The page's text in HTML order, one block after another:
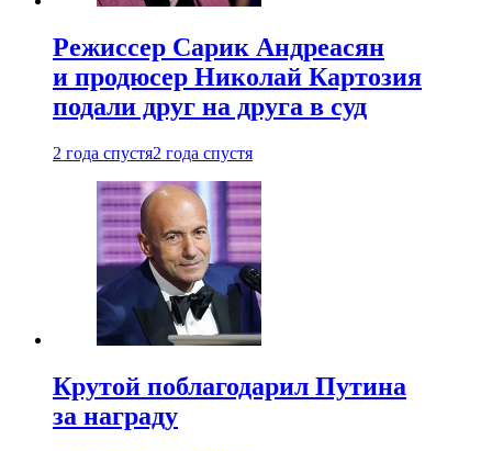
Режиссер Сарик Андреасян
и продюсер Николай Картозия
подали друг на друга в суд
2 года спустя2 года спустя
Крутой поблагодарил Путина
за награду